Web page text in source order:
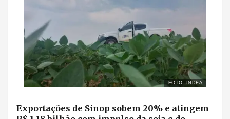
FOTO: INDEA
Exportações de Sinop sobem 20% e atingem